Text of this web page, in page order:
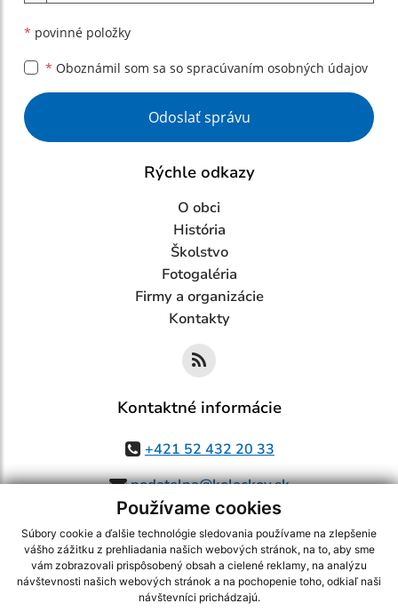
Používame cookies
Súbory cookie a ďalšie technológie sledovania používame na zlepšenie
vášho zážitku z prehliadania našich webových stránok, na to, aby sme
vám zobrazovali prispôsobený obsah a cielené reklamy, na analýzu
návštevnosti našich webových stránok a na pochopenie toho, odkiaľ naši
návštevníci prichádzajú.
* povinné položky
* Oboznámil som sa so spracúvaním osobných údajov
Google reCaptcha Response
Odoslať správu
Rýchle odkazy
O obci
História
Školstvo
Fotogaléria
Firmy a organizácie
Kontakty
Kontaktné informácie
+421 52 432 20 33
podatelna@kolackov.sk
využite možnosť získavania aktuálnych informácií s využitím RSS
CMS systém (redakčný) systém ECHELON 2,Mapa stránok,web portál
webex.digital, s.r.o.,domény,registrácia domény